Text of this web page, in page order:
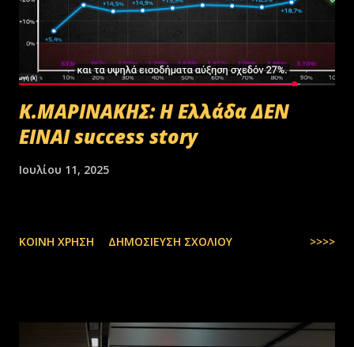
Κ.ΜΑΡΙΝΑΚΗΣ: Η Ελλάδα ΔΕΝ
ΕΙΝΑΙ success story
Ιουλίου 11, 2025
ΚΟΙΝΉ ΧΡΉΣΗ ΔΗΜΟΣΊΕΥΣΗ ΣΧΟΛΊΟΥ >>>>